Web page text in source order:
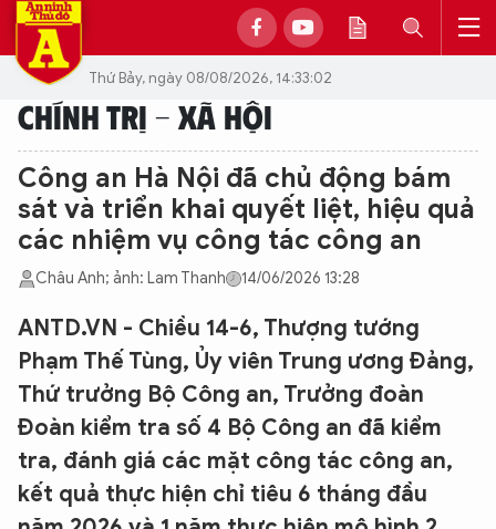
Thứ Bảy, ngày 08/08/2026, 14:33:02
CHÍNH TRỊ - XÃ HỘI
Công an Hà Nội đã chủ động bám
sát và triển khai quyết liệt, hiệu quả
các nhiệm vụ công tác công an
Châu Anh; ảnh: Lam Thanh 14/06/2026 13:28
ANTD.VN - Chiều 14-6, Thượng tướng
Phạm Thế Tùng, Ủy viên Trung ương Đảng,
Thứ trưởng Bộ Công an, Trưởng đoàn
Đoàn kiểm tra số 4 Bộ Công an đã kiểm
tra, đánh giá các mặt công tác công an,
kết quả thực hiện chỉ tiêu 6 tháng đầu